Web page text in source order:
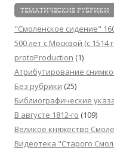
ТЕМАТИЧЕСКИЕ РУБРИКИ
"Смоленское сидение"
500 лет с Москвой (c 1514
protoProduction (1)
Атрибутирование
Без рубрики (25)
Библиографические
В августе 1812-го (109)
Великое княжество
Видеотека "Cтарого